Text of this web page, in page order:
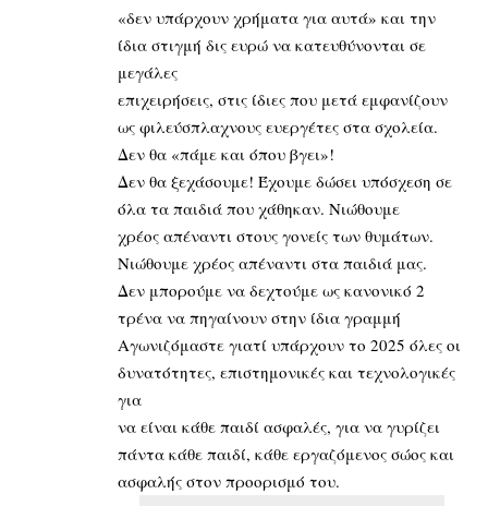
«δεν υπάρχουν χρήματα για αυτά» και την
ίδια στιγμή δις ευρώ να κατευθύνονται σε
μεγάλες
επιχειρήσεις, στις ίδιες που μετά εμφανίζουν
ως φιλεύσπλαχνους ευεργέτες στα σχολεία.
Δεν θα «πάμε και όπου βγει»!
Δεν θα ξεχάσουμε! Έχουμε δώσει υπόσχεση σε
όλα τα παιδιά που χάθηκαν. Νιώθουμε
χρέος απέναντι στους γονείς των θυμάτων.
Νιώθουμε χρέος απέναντι στα παιδιά μας.
Δεν μπορούμε να δεχτούμε ως κανονικό 2
τρένα να πηγαίνουν στην ίδια γραμμή
Αγωνιζόμαστε γιατί υπάρχουν το 2025 όλες οι
δυνατότητες, επιστημονικές και τεχνολογικές
για
να είναι κάθε παιδί ασφαλές, για να γυρίζει
πάντα κάθε παιδί, κάθε εργαζόμενος σώος και
ασφαλής στον προορισμό του.